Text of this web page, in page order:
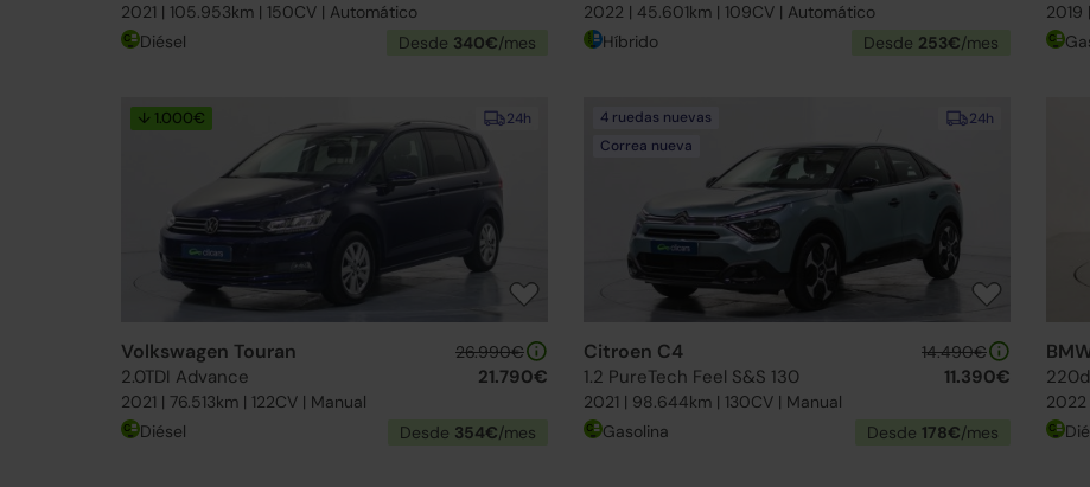
2021 | 105.953km | 150CV | Automático
Diésel Desde 340€/mes
2022 | 45.601km | 109CV | Automático
Híbrido Desde 253€/mes
2019
24h
↓ 1.000€
Volkswagen Touran
2.0TDI Advance
2021 | 76.513km | 122CV | Manual
26.990€
21.790€
Diésel Desde 354€/mes
24h
4 ruedas nuevas
Correa nueva
Citroen C4
1.2 PureTech Feel S&S 130
2021 | 98.644km | 130CV | Manual
14.490€
11.390€
Gasolina Desde 178€/mes
2022